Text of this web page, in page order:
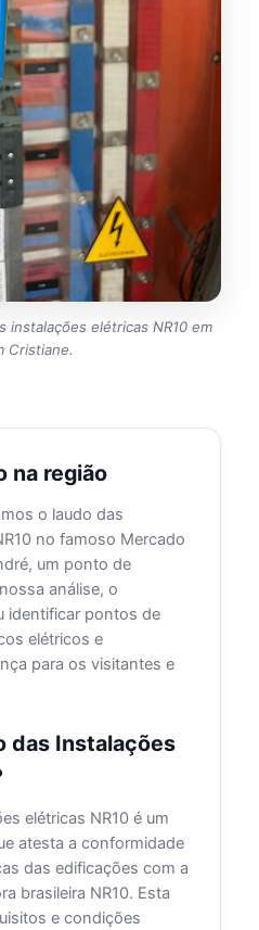
instalações elétricas NR10 em
Cristiane.
na região
o laudo das
no famoso Mercado
um ponto de
análise, o
identificar pontos de
elétricos e
para os visitantes e
das Instalações
elétricas NR10 é um
atesta a conformidade
das edificações com a
brasileira NR10. Esta
e condições